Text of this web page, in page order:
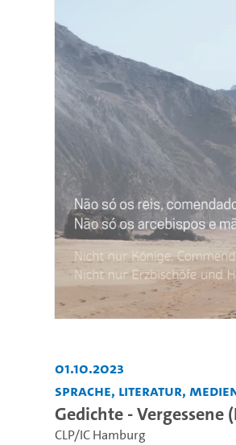
01.10.2023
Sprache, Literatur, Medien
Gedichte - Vergessene
CLP/IC Hamburg